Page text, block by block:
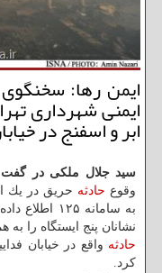
ایمن رها:
ایمنی شهرداری
ابر و اسفنج در
سید جلال ملكی در گفت
وقوع حادثه
به سامانه
نشانان پنج ایستگاه را
حادثه واقع در خیابان
كرد.